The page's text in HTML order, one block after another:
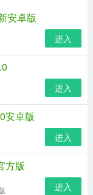
安卓版
进入
进入
安卓版
进入
方版
进入